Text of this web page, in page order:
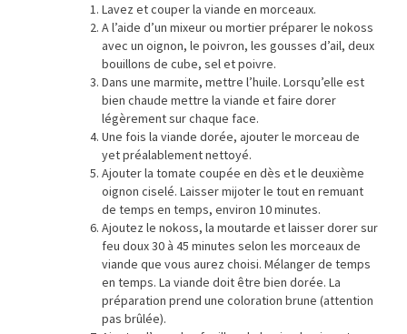
Lavez et couper la viande en morceaux.
A l’aide d’un mixeur ou mortier préparer le nokoss
avec un oignon, le poivron, les gousses d’ail, deux
bouillons de cube, sel et poivre.
Dans une marmite, mettre l’huile. Lorsqu’elle est
bien chaude mettre la viande et faire dorer
légèrement sur chaque face.
Une fois la viande dorée, ajouter le morceau de
yet préalablement nettoyé.
Ajouter la tomate coupée en dès et le deuxième
oignon ciselé. Laisser mijoter le tout en remuant
de temps en temps, environ 10 minutes.
Ajoutez le nokoss, la moutarde et laisser dorer sur
feu doux 30 à 45 minutes selon les morceaux de
viande que vous aurez choisi. Mélanger de temps
en temps. La viande doit être bien dorée. La
préparation prend une coloration brune (attention
pas brûlée).